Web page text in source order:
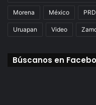
Morena México PRD
Uruapan Video
Búscanos en